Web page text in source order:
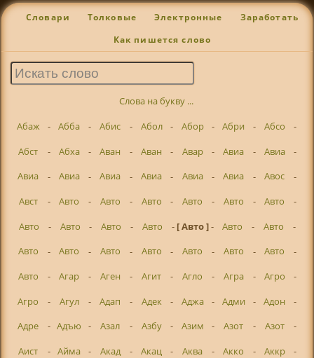
Словари Толковые Электронные Заработать
Как пишется слово
Слова на букву ...
Абаж
- Абба - Абис - Абол - Абор - Абри - Абсо
-
Абст
- Абха - Аван - Аван - Авар - Авиа - Авиа
-
Авиа
- Авиа - Авиа - Авиа - Авиа - Авиа - Авос
-
Авст
- Авто - Авто - Авто - Авто - Авто - Авто
-
Авто
- Авто - Авто - Авто - [ Авто ]- Авто - Авто
-
Авто
- Авто - Авто - Авто - Авто - Авто - Авто
-
Авто
- Агар - Аген - Агит - Агло - Агра - Агро
-
Агро
- Агул - Адап - Адек - Аджа - Адми - Адон
-
Адре
- Адъю - Азал - Азбу - Азим - Азот - Азот
-
Аист
- Айма - Акад - Акац - Аква - Акко - Аккр
-